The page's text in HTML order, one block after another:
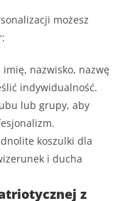
możesz
imię, nazwisko, nazwę
indywidualność.
lub grupy, aby
koszulki dla
i ducha
z